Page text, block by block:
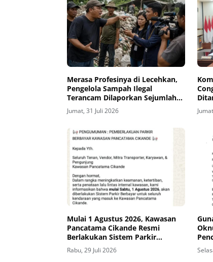
Merasa Profesinya di Lecehkan,
Pengelola Sampah Ilegal
Terancam Dilaporkan Sejumlah
Aktivis
Jumat, 31 Juli 2026
Mulai 1 Agustus 2026, Kawasan
Pancatama Cikande Resmi
Berlakukan Sistem Parkir
Berbayar
Rabu, 29 Juli 2026